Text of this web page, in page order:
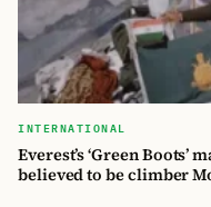
INTERNATIONAL
Everest’s ‘Green Boots’
believed to be climber